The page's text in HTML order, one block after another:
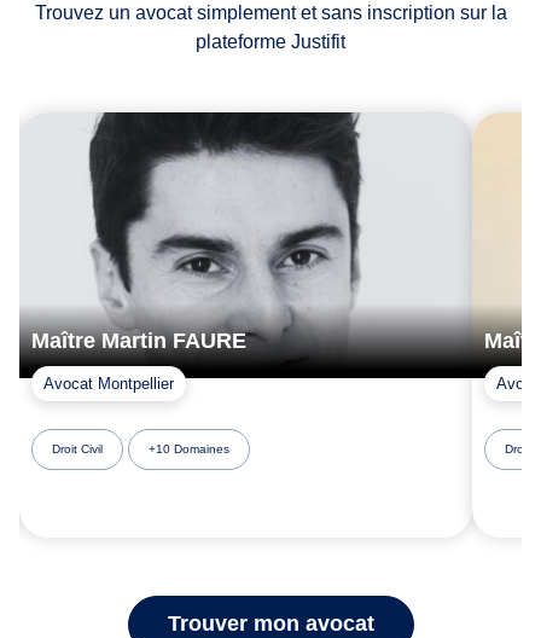
Trouvez un avocat simplement et sans inscription sur la
plateforme Justifit
Maître Martin FAURE
Avocat Montpellier
Droit Civil +10 Domaines Droit
Trouver mon avocat